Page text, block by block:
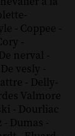
-
- Coppee -
-
De nerval -
De vesly -
- Delly-
Valmore
- Dourliac
- Dumas -